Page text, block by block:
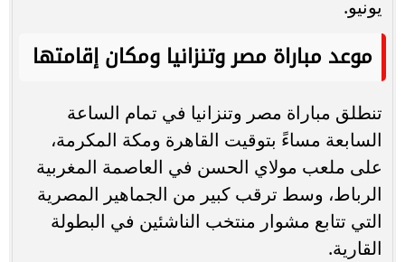
يونيو.
موعد مباراة مصر وتنزانيا ومكان إقامتها
تنطلق مباراة مصر وتنزانيا في تمام الساعة
السابعة مساءً بتوقيت القاهرة ومكة المكرمة،
على ملعب مولاي الحسن في العاصمة المغربية
الرباط، وسط ترقب كبير من الجماهير المصرية
التي تتابع مشوار منتخب الناشئين في البطولة
القارية.